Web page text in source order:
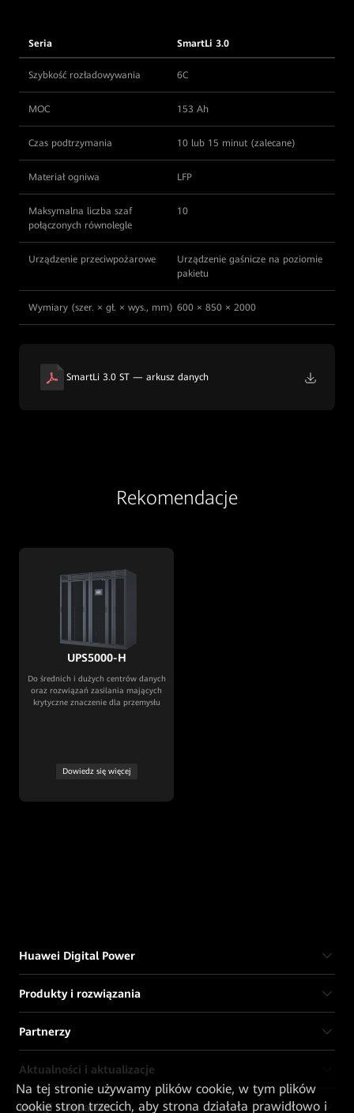
Seria SmartLi 3.0
Szybkość rozładowywania 6C
MOC 153 Ah
Czas podtrzymania 10 lub 15 minut (zalecane)
Materiał ogniwa LFP
Maksymalna liczba szaf
połączonych równolegle
10
Urządzenie przeciwpożarowe
Urządzenie gaśnicze na poziomie
pakietu
Wymiary (szer. × gł. × wys., mm) 600 × 850 × 2000
SmartLi 3.0 ST — arkusz danych
Rekomendacje
UPS5000-H
Do średnich i dużych centrów danych
oraz rozwiązań zasilania mających
krytyczne znaczenie dla przemysłu
Dowiedz się więcej
Huawei Digital Power
Produkty i rozwiązania
Partnerzy
Aktualności i aktualizacje
Usługi i wsparcie
Na tej stronie używamy plików cookie, w tym plików
cookie stron trzecich, aby strona działała prawidłowo i